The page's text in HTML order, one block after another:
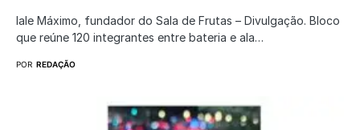
Iale Máximo, fundador do Sala de Frutas – Divulgação. Bloco
que reúne 120 integrantes entre bateria e ala…
POR REDAÇÃO